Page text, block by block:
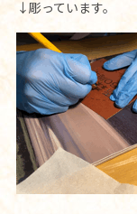
↓彫っています。